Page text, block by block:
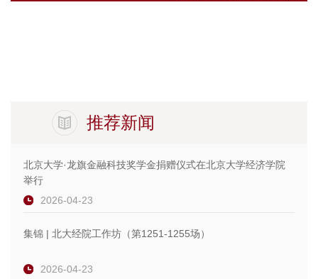
推荐新闻
北京大学·龙旗金融科技奖学金捐赠仪式在北京大学经济学院
举行
2026-04-23
集锦 | 北大经院工作坊（第1251-1255场）
2026-04-23